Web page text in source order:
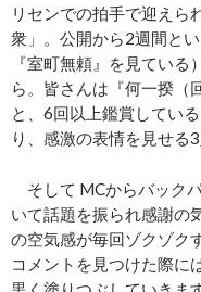
リセンでの拍手で迎えら
衆」。公開から2週間と
『室町無頼』を見てい
ら。皆さんは『何一揆（
と、6回以上鑑賞してい
り、感激の表情を見せる3
そして MCからバック
いて話題を振られ感謝の
の空気感が毎回ゾクゾク
コメントを見つけた際に